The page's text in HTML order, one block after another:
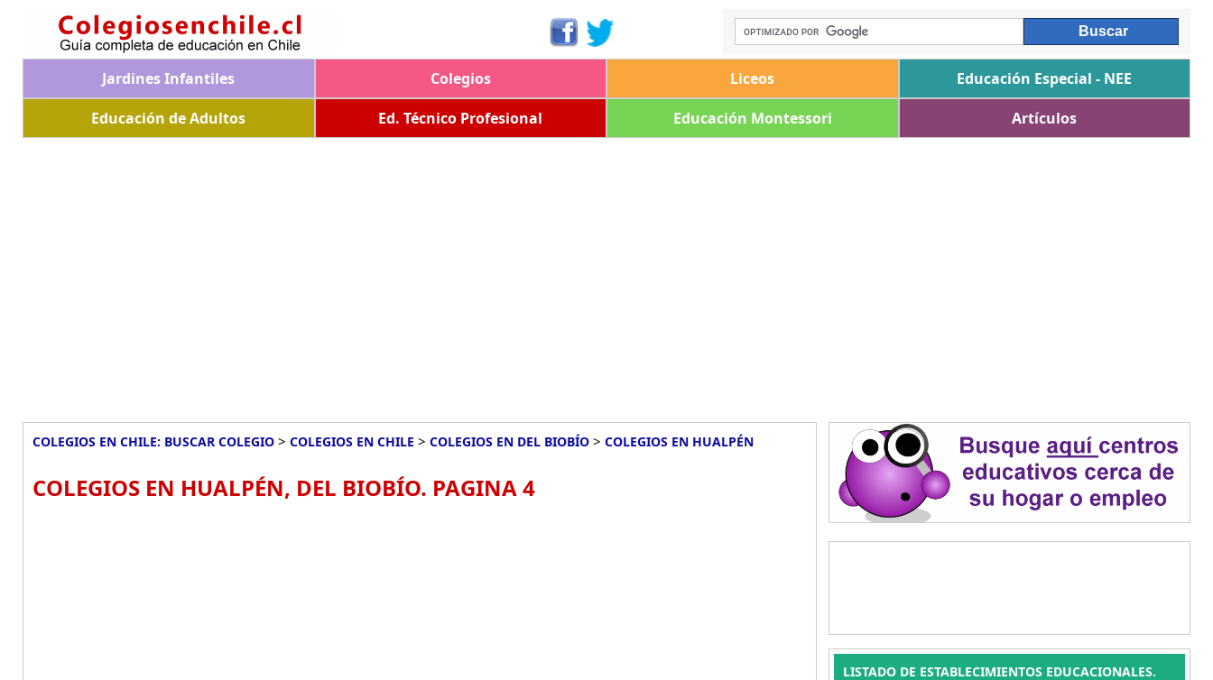
Jardines Infantiles Colegios Liceos
Educación Especial - NEE
Educación de Adultos
Ed. Técnico Profesional Educación Montessori Artículos
COLEGIOS EN CHILE: BUSCAR COLEGIO > COLEGIOS EN CHILE > COLEGIOS EN DEL BIOBÍO > COLEGIOS EN HUALPÉN
COLEGIOS EN HUALPÉN, DEL BIOBÍO. PAGINA 4
LISTADO DE ESTABLECIMIENTOS EDUCACIONALES.